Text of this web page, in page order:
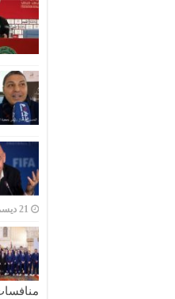
21 ديسمبر,2022
منافسات